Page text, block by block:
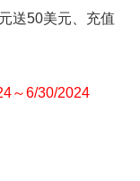
送50美元、充值
～6/30/2024